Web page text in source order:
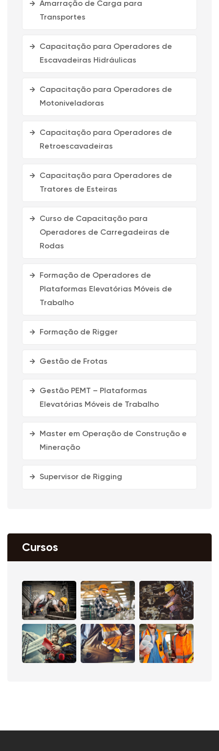
Amarração de Carga para
Transportes
Capacitação para Operadores de
Escavadeiras Hidráulicas
Capacitação para Operadores de
Motoniveladoras
Capacitação para Operadores de
Retroescavadeiras
Capacitação para Operadores de
Tratores de Esteiras
Curso de Capacitação para
Operadores de Carregadeiras de
Rodas
Formação de Operadores de
Plataformas Elevatórias Móveis de
Trabalho
Formação de Rigger
Gestão de Frotas
Gestão PEMT – Plataformas
Elevatórias Móveis de Trabalho
Master em Operação de Construção e
Mineração
Supervisor de Rigging
Cursos